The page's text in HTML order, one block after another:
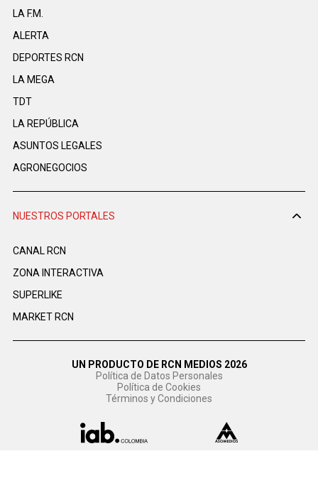
LA F.M.
ALERTA
DEPORTES RCN
LA MEGA
TDT
LA REPÚBLICA
ASUNTOS LEGALES
AGRONEGOCIOS
NUESTROS PORTALES
CANAL RCN
ZONA INTERACTIVA
SUPERLIKE
MARKET RCN
UN PRODUCTO DE RCN MEDIOS 2026
Política de Datos Personales
Política de Cookies
Términos y Condiciones